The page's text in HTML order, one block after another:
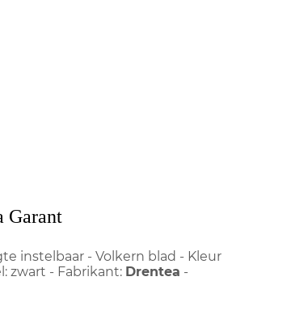
Garant
instelbaar - Volkern blad - Kleur
zwart - Fabrikant: Drentea -